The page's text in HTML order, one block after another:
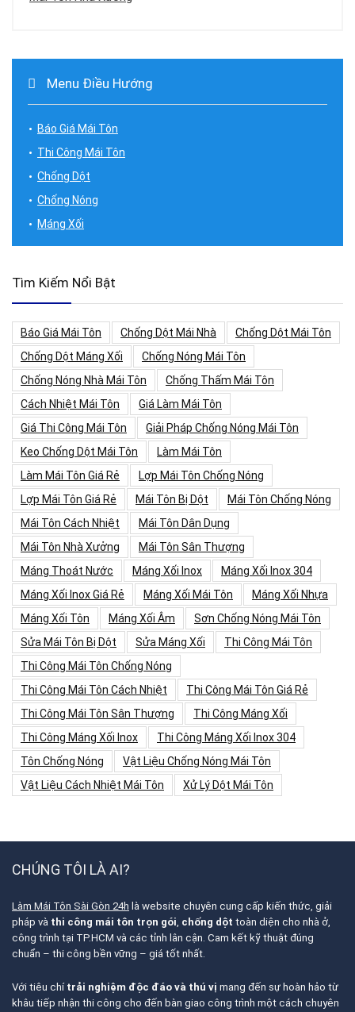
Menu Điều Hướng
Báo Giá Mái Tôn
Thi Công Mái Tôn
Chống Dột
Chống Nóng
Máng Xối
Tìm Kiếm Nổi Bật
Báo Giá Mái Tôn Chống Dột Mái Nhà
Chống Dột Mái Tôn
Chống Dột Máng Xối
Chống Nóng Mái Tôn
Chống Nóng Nhà Mái Tôn
Chống Thấm Mái Tôn
Cách Nhiệt Mái Tôn
Giá Làm Mái Tôn
Giá Thi Công Mái Tôn
Giải Pháp Chống Nóng Mái Tôn
Keo Chống Dột Mái Tôn
Làm Mái Tôn
Làm Mái Tôn Giá Rẻ
Lợp Mái Tôn Chống Nóng
Lợp Mái Tôn Giá Rẻ
Mái Tôn Bị Dột
Mái Tôn Chống Nóng
Mái Tôn Cách Nhiệt
Mái Tôn Dân Dụng
Mái Tôn Nhà Xưởng
Mái Tôn Sân Thượng
Máng Thoát Nước
Máng Xối Inox
Máng Xối Inox 304
Máng Xối Inox Giá Rẻ
Máng Xối Mái Tôn
Máng Xối Nhựa
Máng Xối Tôn
Máng Xối Âm
Sơn Chống Nóng Mái Tôn
Sửa Mái Tôn Bị Dột
Sửa Máng Xối
Thi Công Mái Tôn
Thi Công Mái Tôn Chống Nóng
Thi Công Mái Tôn Cách Nhiệt
Thi Công Mái Tôn Giá Rẻ
Thi Công Mái Tôn Sân Thượng
Thi Công Máng Xối
Thi Công Máng Xối Inox
Thi Công Máng Xối Inox 304
Tôn Chống Nóng
Vật Liệu Chống Nóng Mái Tôn
Vật Liệu Cách Nhiệt Mái Tôn
Xử Lý Dột Mái Tôn
CHÚNG TÔI LÀ AI?
Làm Mái Tôn Sài Gòn 24h là website chuyên cung cấp kiến thức, giải
pháp và thi công mái tôn trọn gói, chống dột toàn diện cho nhà ở,
công trình tại TP.HCM và các tỉnh lân cận. Cam kết kỹ thuật đúng
chuẩn – thi công bền vững – giá tốt nhất.
Với tiêu chí trải nghiệm độc đáo và thú vị mang đến sự hoàn hảo từ
khâu tiếp nhận thi công cho đến bàn giao công trình một cách chuyên